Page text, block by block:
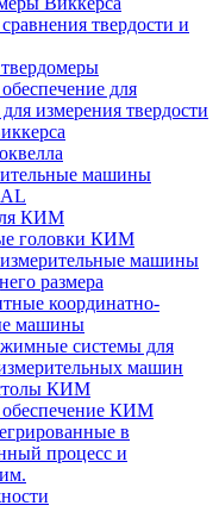
твердости и
для
измерения твердости
машины
AL
КИМ
головки КИМ
машины
размера
координатно-
машины
системы для
машин
КИМ
КИМ
в
процесс и